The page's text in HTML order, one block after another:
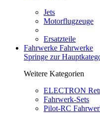
Jets
Motorflugzeuge
Ersatzteile
Fahrwerke Fahrwerke
Springe zur
Weitere Kategorien
ELECTRON
Fahrwerk-Sets
Pilot-RC